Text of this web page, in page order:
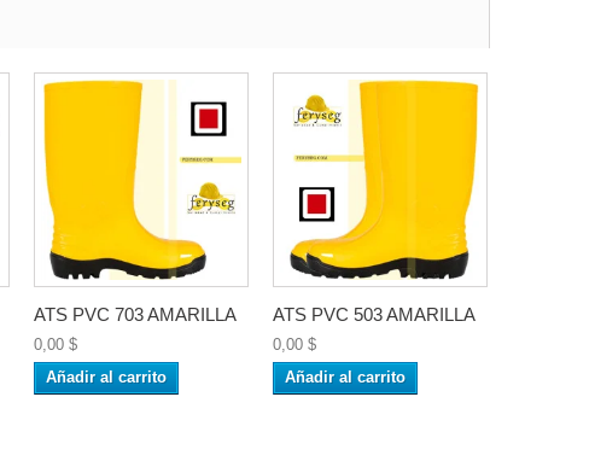
ATS PVC 703 AMARILLA
0,00 $
Añadir al carrito
ATS PVC 503 AMARILLA
0,00 $
Añadir al carrito